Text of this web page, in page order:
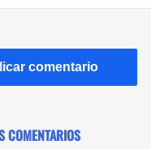
COMENTARIOS